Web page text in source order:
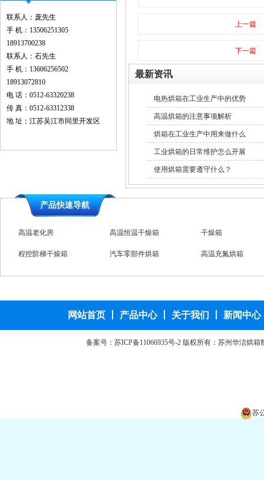
联系人：庞先生
手 机：13506251305
18913700238
联系人：石先生
手 机：13606256502
18913072810
电 话：0512-63320238
传 真：0512-63312338
地 址：江苏吴江市同里开发区
上一篇
下一篇
最新资讯
电热烘箱在工业生产中的优势
高温烘箱的注意事项解析
烘箱在工业生产中用来做什么
工业烘箱的日常维护怎么开展
使用烘箱需要遵守什么？
产品快速导航
网站首页 产品中心丨 关于我们 新闻中心
备案号： 苏ICP备11066935号-2版权所有：苏州华洁烘箱
苏